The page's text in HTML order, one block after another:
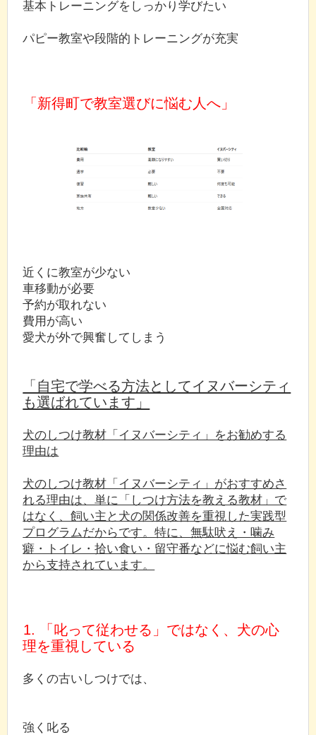
基本トレーニングをしっかり学びたい
パピー教室や段階的トレーニングが充実
「新得町で教室選びに悩む人へ」
近くに教室が少ない
車移動が必要
予約が取れない
費用が高い
愛犬が外で興奮してしまう
「自宅で学べる方法としてイヌバーシティ
も選ばれています」
犬のしつけ教材「イヌバーシティ」をお勧めする
理由は
犬のしつけ教材「イヌバーシティ」がおすすめさ
れる理由は、単に「しつけ方法を教える教材」で
はなく、飼い主と犬の関係改善を重視した実践型
プログラムだからです。特に、無駄吠え・噛み
癖・トイレ・拾い食い・留守番などに悩む飼い主
から支持されています。
1. 「叱って従わせる」ではなく、犬の心
理を重視している
多くの古いしつけでは、
強く叱る